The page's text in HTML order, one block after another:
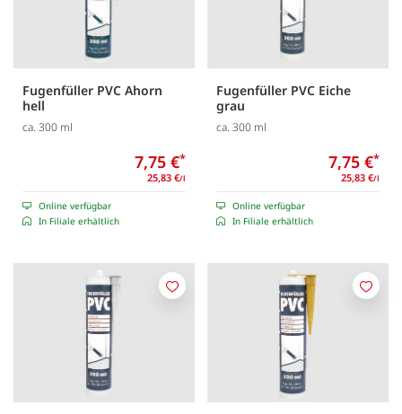
Fugenfüller PVC Ahorn
hell
ca. 300 ml
7,75 €*
25,83 €/l
Online verfügbar
In Filiale erhältlich
Fugenfüller PVC Eiche
grau
ca. 300 ml
7,75 €*
25,83 €/l
Online verfügbar
In Filiale erhältlich
Merken